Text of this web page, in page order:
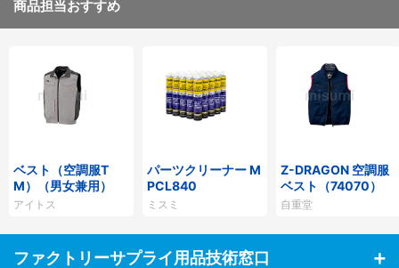
商品担当おすすめ
ベスト（空調服T
M）（男女兼用）
アイトス
パーツクリーナー M
PCL840
ミスミ
Z-DRAGON 空調服
ベスト（74070）
自重堂
ファクトリーサプライ用品技術窓口